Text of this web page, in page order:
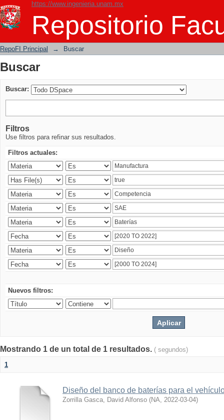
https://www.ingenieria.unam.mx
Repositorio
Buscar
RepoFI Principal → Buscar
Buscar
Buscar:
Filtros
Use filtros para refinar sus resultados.
Filtros actuales:
Nuevos filtros:
Mostrando 1 de un total de 1 resultados. ( segundos)
1
Diseño del banco de baterías para el
Zorrilla Gasca, David Alfonso (NA, 2022-03-04)